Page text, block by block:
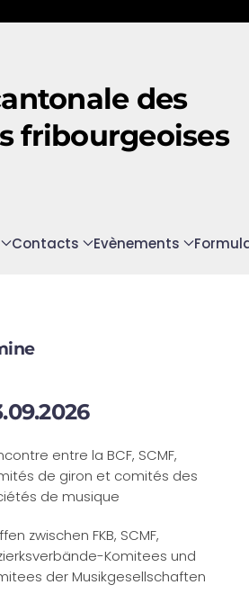
des
fribourgeoises
Contacts Evènements
entre la BCF, SCMF,
de giron et comités des
de musique
zwischen FKB, SCMF,
Komitees und
der Musikgesellschaften